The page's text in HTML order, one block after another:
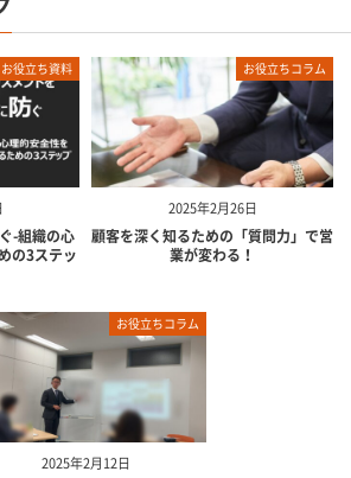
お役立ち資料
-組織の心
の3ステッ
2025年2月26日
お役立ちコラム
顧客を深く知るための「質問力」で営
業が変わる！
2025年2月12日
お役立ちコラム